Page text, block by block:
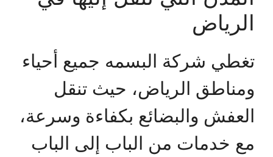
الرياض
تغطي شركة البسمه جميع أحياء
ومناطق الرياض، حيث تنقل
العفش والبضائع بكفاءة وسرعة،
مع خدمات من الباب إلى الباب